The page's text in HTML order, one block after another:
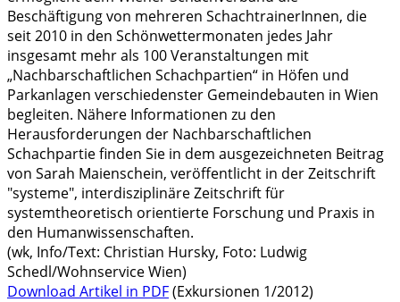
Beschäftigung von mehreren SchachtrainerInnen, die
seit 2010 in den Schönwettermonaten jedes Jahr
insgesamt mehr als 100 Veranstaltungen mit
„Nachbarschaftlichen Schachpartien“ in Höfen und
Parkanlagen verschiedenster Gemeindebauten in Wien
begleiten. Nähere Informationen zu den
Herausforderungen der Nachbarschaftlichen
Schachpartie finden Sie in dem ausgezeichneten Beitrag
von Sarah Maienschein, veröffentlicht in der Zeitschrift
"systeme", interdisziplinäre Zeitschrift für
systemtheoretisch orientierte Forschung und Praxis in
den Humanwissenschaften.
(wk, Info/Text: Christian Hursky, Foto: Ludwig
Schedl/Wohnservice Wien)
Download Artikel in PDF(Exkursionen 1/2012)